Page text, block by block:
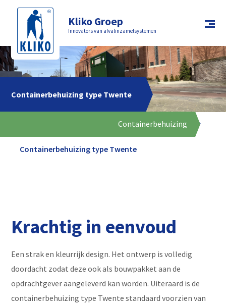
Kliko Groep
Innovators van afvalinzamelsystemen
Containerbehuizing type Twente
Containerbehuizing
Containerbehuizing type Twente
Krachtig in eenvoud
Een strak en kleurrijk design. Het ontwerp is volledig
doordacht zodat deze ook als bouwpakket aan de
opdrachtgever aangeleverd kan worden. Uiteraard is de
containerbehuizing type Twente standaard voorzien van